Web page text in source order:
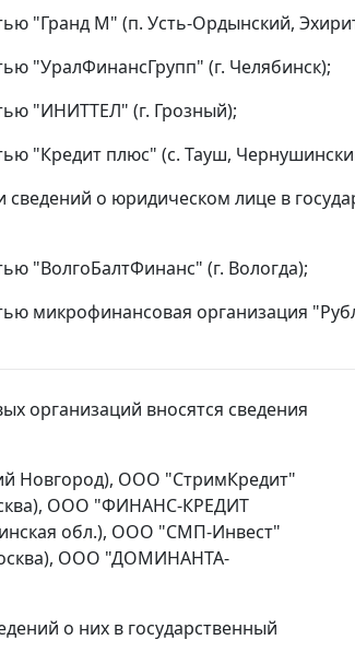
"Гранд М" (п. Усть-Ордынский,
"УралФинансГрупп" (г. Челябинск);
"ИНИТТЕЛ" (г. Грозный);
"Кредит плюс" (с. Тауш,
сведений о юридическом лице в
"ВолгоБалтФинанс" (г. Вологда);
микрофинансовая организация
организаций вносятся сведения
Новгород), ООО "СтримКредит"
ООО "ФИНАНС-КРЕДИТ
обл.), ООО "СМП-Инвест"
ООО "ДОМИНАНТА-
о них в государственный